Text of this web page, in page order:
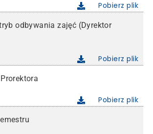
Pobierz plik
odbywania zajęć (Dyrektor
Pobierz plik
Pobierz plik